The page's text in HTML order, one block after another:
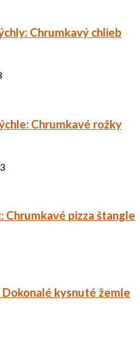
Chrumkavý chlieb
Chrumkavé rožky
Chrumkavé pizza štangle
Dokonalé kysnuté žemle